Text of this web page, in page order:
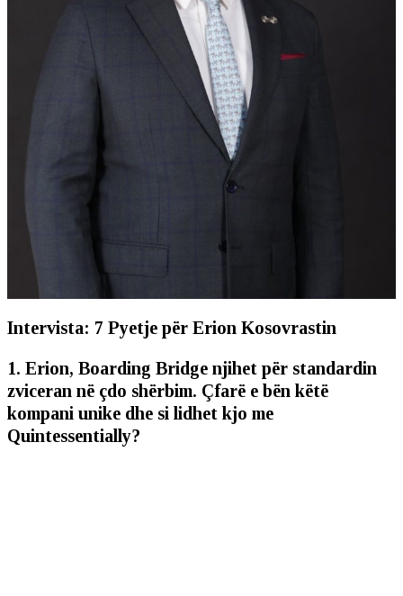
Intervista: 7 Pyetje për Erion Kosovrastin
1. Erion, Boarding Bridge njihet për standardin
zviceran në çdo shërbim. Çfarë e bën këtë
kompani unike dhe si lidhet kjo me
Quintessentially?